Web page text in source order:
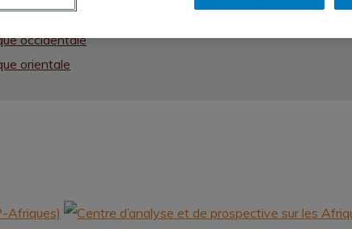
du nord
occidentale
orientale